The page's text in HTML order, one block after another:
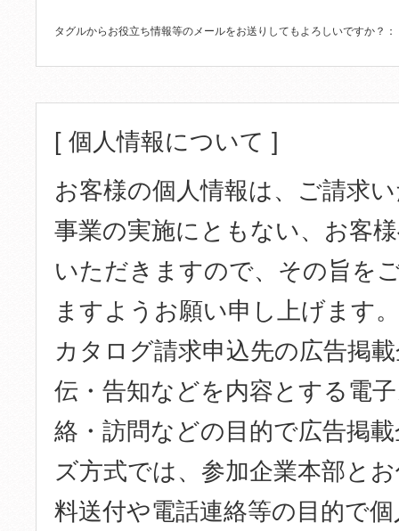
タグルからお役立ち情報等のメールをお送りしてもよろしいですか？ ：
[ 個人情報について ]
お客様の個人情報は、ご請求
事業の実施にともない、お客
いただきますので、その旨を
ますようお願い申し上げます
カタログ請求申込先の広告掲
伝・告知などを内容とする電
絡・訪問などの目的で広告掲
ズ方式では、参加企業本部と
料送付や電話連絡等の目的で